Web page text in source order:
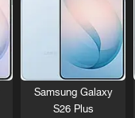
Samsung Galaxy
S26 Plus